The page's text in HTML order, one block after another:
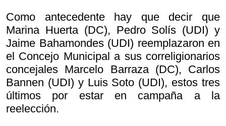
Como antecedente hay que decir que
Marina Huerta (DC), Pedro Solís (UDI) y
Jaime Bahamondes (UDI) reemplazaron en
el Concejo Municipal a sus correligionarios
concejales Marcelo Barraza (DC), Carlos
Bannen (UDI) y Luis Soto (UDI), estos tres
últimos por estar en campaña a la
reelección.